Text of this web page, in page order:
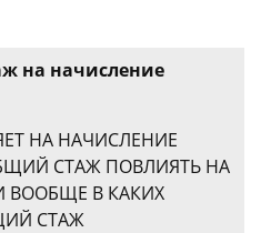
на начисление
НА НАЧИСЛЕНИЕ
СТАЖ ПОВЛИЯТЬ НА
ВООБЩЕ В КАКИХ
СТАЖ